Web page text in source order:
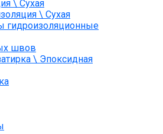
\ Сухая
\ Сухая
гидроизоляционные
швов
\ Эпоксидная